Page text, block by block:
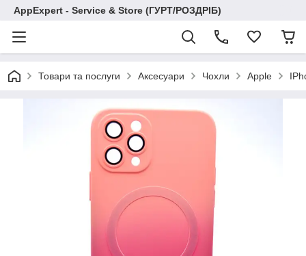
AppExpert - Service & Store (ГУРТ/РОЗДРІБ)
Товари та послуги Аксесуари Чохли Apple